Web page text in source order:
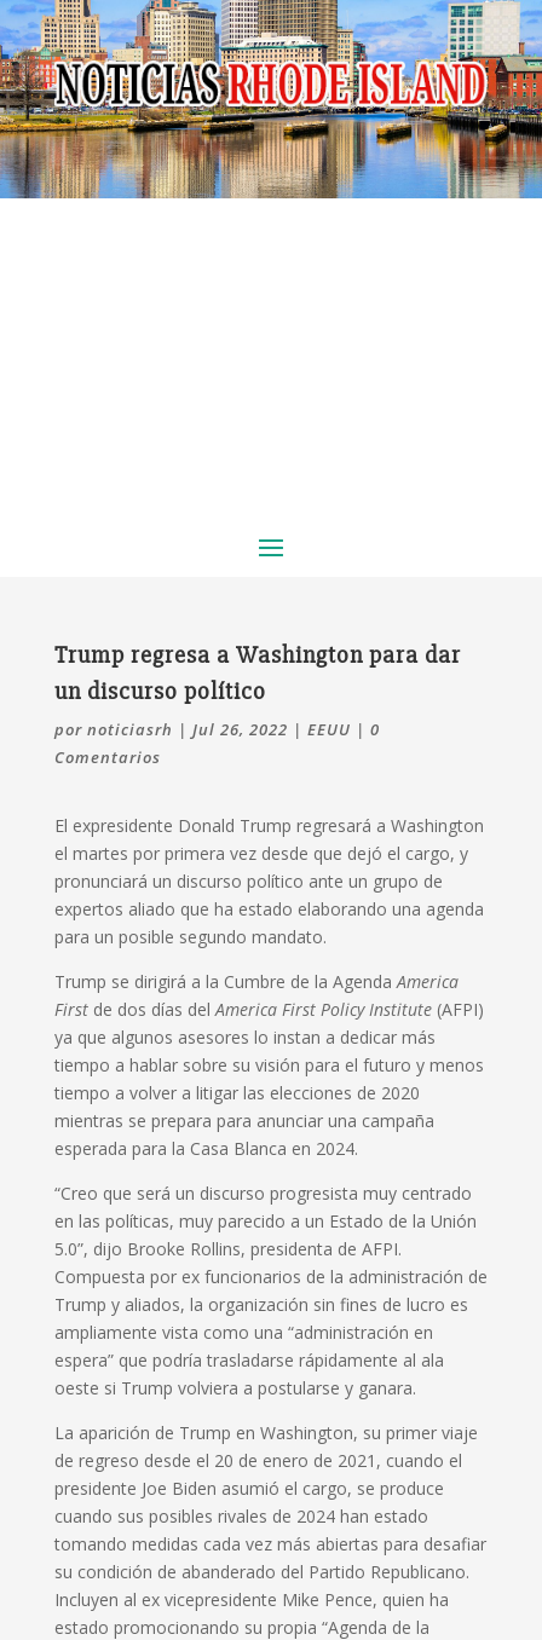
Trump regresa a Washington para dar
un discurso político
por noticiasrh | Jul 26, 2022 | EEUU | 0
Comentarios
El expresidente Donald Trump regresará a Washington
el martes por primera vez desde que dejó el cargo, y
pronunciará un discurso político ante un grupo de
expertos aliado que ha estado elaborando una agenda
para un posible segundo mandato.
Trump se dirigirá a la Cumbre de la AgendaAmerica
First de dos días delAmerica First Policy Institute (AFPI)
ya que algunos asesores lo instan a dedicar más
tiempo a hablar sobre su visión para el futuro y menos
tiempo a volver a litigar las elecciones de 2020
mientras se prepara para anunciar una campaña
esperada para la Casa Blanca en 2024.
“Creo que será un discurso progresista muy centrado
en las políticas, muy parecido a un Estado de la Unión
5.0”, dijo Brooke Rollins, presidenta de AFPI.
Compuesta por ex funcionarios de la administración de
Trump y aliados, la organización sin fines de lucro es
ampliamente vista como una “administración en
espera” que podría trasladarse rápidamente al ala
oeste si Trump volviera a postularse y ganara.
La aparición de Trump en Washington, su primer viaje
de regreso desde el 20 de enero de 2021, cuando el
presidente Joe Biden asumió el cargo, se produce
cuando sus posibles rivales de 2024 han estado
tomando medidas cada vez más abiertas para desafiar
su condición de abanderado del Partido Republicano.
Incluyen al ex vicepresidente Mike Pence, quien ha
estado promocionando su propia “Agenda de la